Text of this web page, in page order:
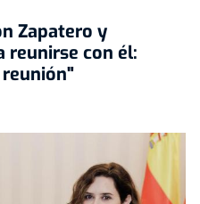
Zapatero y
reunirse con él: